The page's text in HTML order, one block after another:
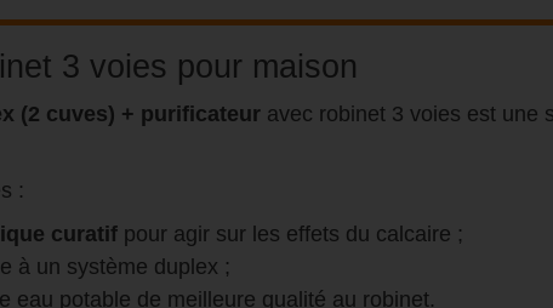
3 voies pour maison
(2 cuves) + purificateur avec robinet 3 voies est une
:
curatif pour agir sur les effets du calcaire ;
à un système duplex ;
eau potable de meilleure qualité au robinet.